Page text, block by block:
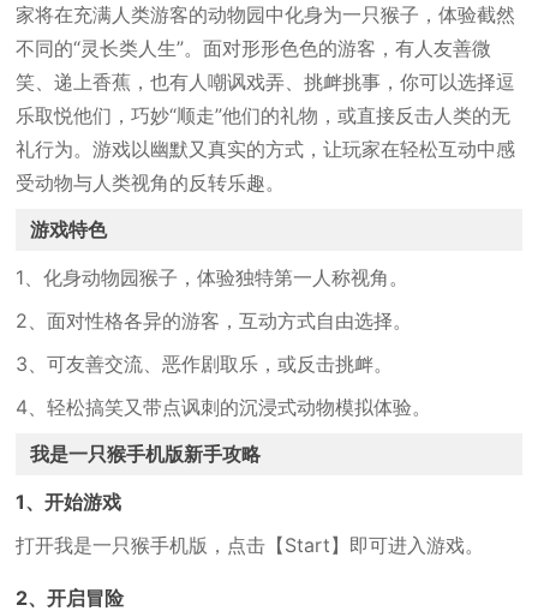
家将在充满人类游客的动物园中化身为一只猴子，体验截然
不同的“灵长类人生”。面对形形色色的游客，有人友善微
笑、递上香蕉，也有人嘲讽戏弄、挑衅挑事，你可以选择逗
乐取悦他们，巧妙“顺走”他们的礼物，或直接反击人类的无
礼行为。游戏以幽默又真实的方式，让玩家在轻松互动中感
受动物与人类视角的反转乐趣。
游戏特色
1、化身动物园猴子，体验独特第一人称视角。
2、面对性格各异的游客，互动方式自由选择。
3、可友善交流、恶作剧取乐，或反击挑衅。
4、轻松搞笑又带点讽刺的沉浸式动物模拟体验。
我是一只猴手机版新手攻略
1、开始游戏
打开我是一只猴手机版，点击【Start】即可进入游戏。
2、开启冒险